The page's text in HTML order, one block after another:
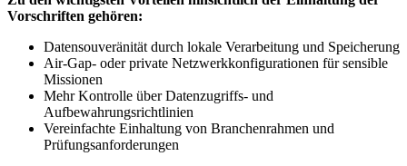
Vorschriften gehören:
Datensouveränität durch lokale Verarbeitung und Speicherung
Air-Gap- oder private Netzwerkkonfigurationen für sensible
Missionen
Mehr Kontrolle über Datenzugriffs- und
Aufbewahrungsrichtlinien
Vereinfachte Einhaltung von Branchenrahmen und
Prüfungsanforderungen